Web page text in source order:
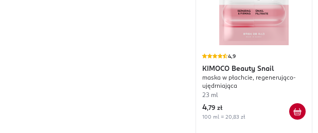
4,9
KIMOCO Beauty Snail
maska w płachcie, regenerująco-
ujędrniająca
23 ml
4,79 zł
100 ml = 20,83 zł